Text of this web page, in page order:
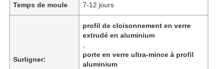
Temps de moule 7-12 jours
Surligner:
profil de cloisonnement en verre
extrudé en aluminium
porte en verre ultra-mince à profil
aluminium